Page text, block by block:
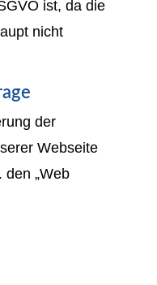
ist, da die
nicht
der
Webseite
den „Web